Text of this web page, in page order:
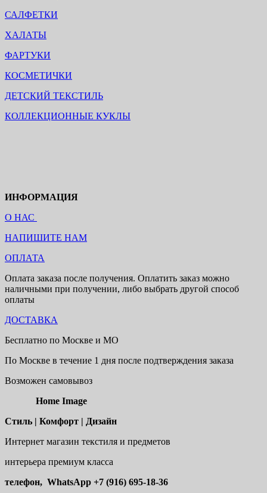
САЛФЕТКИ
ХАЛАТЫ
ФАРТУКИ
КОСМЕТИЧКИ
ДЕТСКИЙ ТЕКСТИЛЬ
КОЛЛЕКЦИОННЫЕ КУКЛЫ
ИНФОРМАЦИЯ
О НАС
НАПИШИТЕ НАМ
ОПЛАТА
Оплата заказа после получения. Оплатить заказ можно
наличными при получении, либо выбрать другой способ
оплаты
ДОСТАВКА
Бесплатно по Москве и МО
По Москве в течение 1 дня после подтверждения заказа
Возможен самовывоз
Home Image
Стиль | Комфорт | Дизайн
Интернет магазин текстиля и предметов
интерьера премиум класса
телефон, WhatsApp +7 (916) 695-18-36